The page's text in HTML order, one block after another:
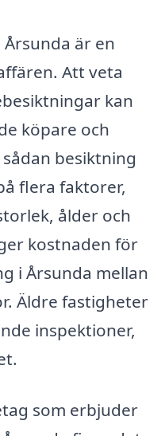
är en
Att veta
kan
köpare och
besiktning
flera faktorer,
ålder och
kostnaden för
i Årsunda mellan
Äldre fastigheter
inspektioner,
som erbjuder